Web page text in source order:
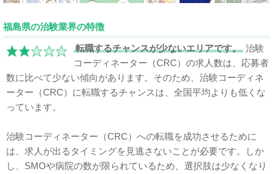
福島県の治験業界の特徴
転職するチャンスが少ないエリアです。 治験
コーディネーター（CRC）の求人数は、応募者
数に比べて少ない傾向があります。そのため、治験コーディネ
ーター（CRC）に転職するチャンスは、全国平均よりも低くな
っています。
治験コーディネーター（CRC）への転職を成功させるために
は、求人が出るタイミングを見逃さないことが必要です。しか
し、SMOや病院の数が限られているため、選択肢は少なくなり